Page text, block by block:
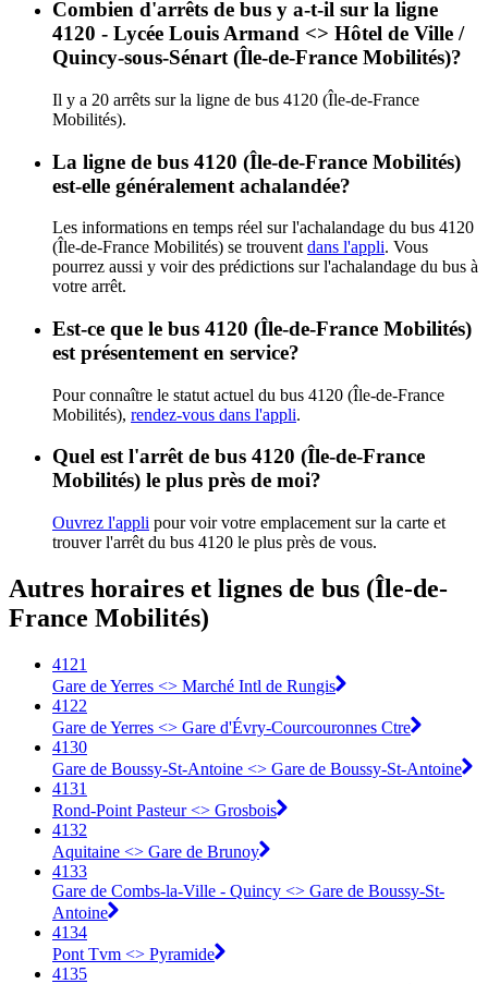
Combien d'arrêts de bus y a-t-il sur la ligne
4120 - Lycée Louis Armand <> Hôtel de Ville /
Quincy-sous-Sénart (Île-de-France Mobilités)?
Il y a 20 arrêts sur la ligne de bus 4120 (Île-de-France
Mobilités).
La ligne de bus 4120 (Île-de-France Mobilités)
est-elle généralement achalandée?
Les informations en temps réel sur l'achalandage du bus 4120
(Île-de-France Mobilités) se trouvent dans l'appli. Vous
pourrez aussi y voir des prédictions sur l'achalandage du bus à
votre arrêt.
Est-ce que le bus 4120 (Île-de-France Mobilités)
est présentement en service?
Pour connaître le statut actuel du bus 4120 (Île-de-France
Mobilités), rendez-vous dans l'appli.
Quel est l'arrêt de bus 4120 (Île-de-France
Mobilités) le plus près de moi?
Ouvrez l'appli pour voir votre emplacement sur la carte et
trouver l'arrêt du bus 4120 le plus près de vous.
Autres horaires et lignes de bus (Île-de-
France Mobilités)
4121
Gare de Yerres <> Marché Intl de Rungis
4122
Gare de Yerres <> Gare d'Évry-Courcouronnes Ctre
4130
Gare de Boussy-St-Antoine <> Gare de Boussy-St-Antoine
4131
Rond-Point Pasteur <> Grosbois
4132
Aquitaine <> Gare de Brunoy
4133
Gare de Combs-la-Ville - Quincy <> Gare de Boussy-St-
Antoine
4134
Pont Tvm <> Pyramide
4135